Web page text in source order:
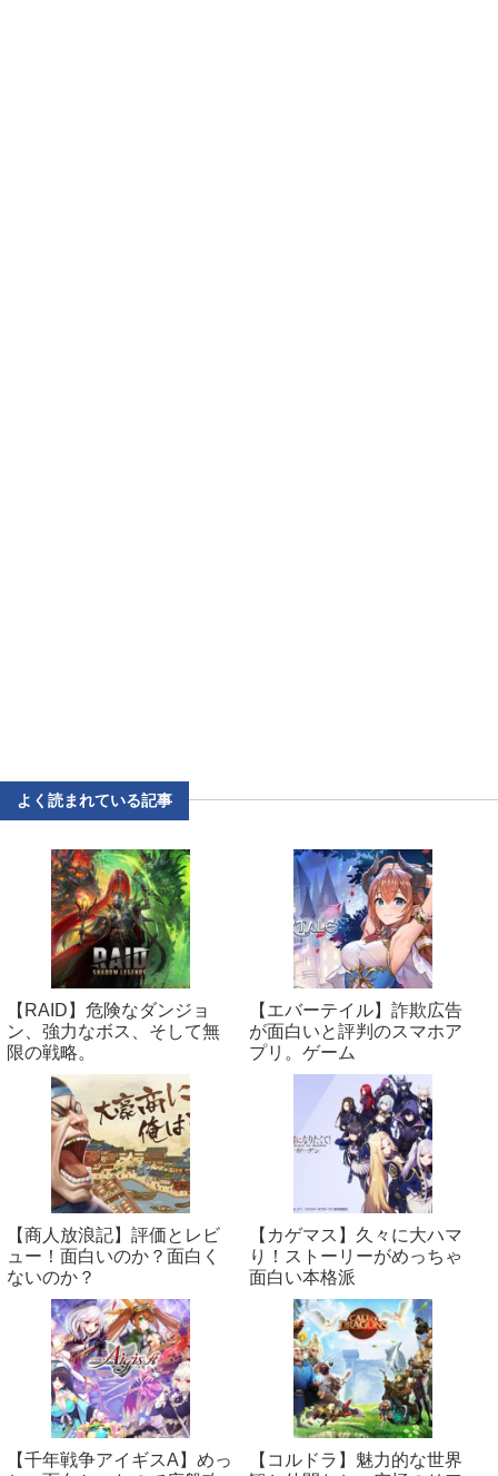
よく読まれている記事
【RAID】危険なダンジョ
ン、強力なボス、そして無
限の戦略。
【エバーテイル】詐欺広告
が面白いと評判のスマホア
プリ。ゲーム
【商人放浪‪記】評価とレビ
ュー！面白いのか？面白く
ないのか？
【カゲマス】久々に大ハマ
り！ストーリーがめっちゃ
面白い本格派
【千年戦争アイギスA】めっ
【コルドラ】魅力的な世界